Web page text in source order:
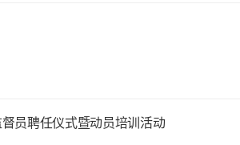
员聘任仪式暨动员培训活动